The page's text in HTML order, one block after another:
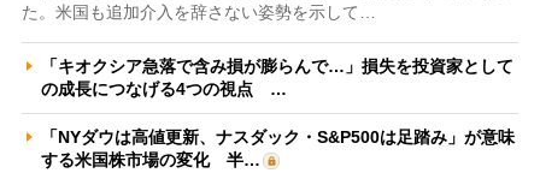
た。米国も追加介入を辞さない姿勢を示して…
「キオクシア急落で含み損が膨らんで…」損失を投資家として
の成長につなげる4つの視点 …
「NYダウは高値更新、ナスダック・S&P500は足踏み」が意味
する米国株市場の変化 半…